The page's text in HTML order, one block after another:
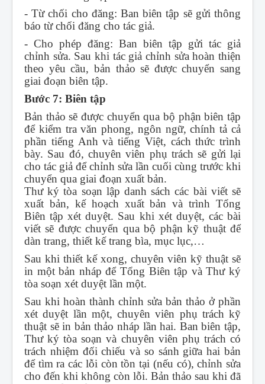
- Từ chối cho đăng: Ban biên tập sẽ gửi thông
báo từ chối đăng cho tác giả.
- Cho phép đăng: Ban biên tập gửi tác giả
chỉnh sửa. Sau khi tác giả chỉnh sửa hoàn thiện
theo yêu cầu, bản thảo sẽ được chuyển sang
giai đoạn biên tập.
Bước 7: Biên tập
Bản thảo sẽ được chuyển qua bộ phận biên tập
để kiểm tra văn phong, ngôn ngữ, chính tả cả
phần tiếng Anh và tiếng Việt, cách thức trình
bày. Sau đó, chuyên viên phụ trách sẽ gửi lại
cho tác giả để chỉnh sửa lần cuối cùng trước khi
chuyển qua giai đoạn xuất bản.
Thư ký tòa soạn lập danh sách các bài viết sẽ
xuất bản, kế hoạch xuất bản và trình Tổng
Biên tập xét duyệt. Sau khi xét duyệt, các bài
viết sẽ được chuyển qua bộ phận kỹ thuật để
dàn trang, thiết kế trang bìa, mục lục,…
Sau khi thiết kế xong, chuyên viên kỹ thuật sẽ
in một bản nháp để Tổng Biên tập và Thư ký
tòa soạn xét duyệt lần một.
Sau khi hoàn thành chỉnh sửa bản thảo ở phần
xét duyệt lần một, chuyên viên phụ trách kỹ
thuật sẽ in bản thảo nháp lần hai. Ban biên tập,
Thư ký tòa soạn và chuyên viên phụ trách có
trách nhiệm đối chiếu và so sánh giữa hai bản
để tìm ra các lỗi còn tồn tại (nếu có), chỉnh sửa
cho đến khi không còn lỗi. Bản thảo sau khi đã